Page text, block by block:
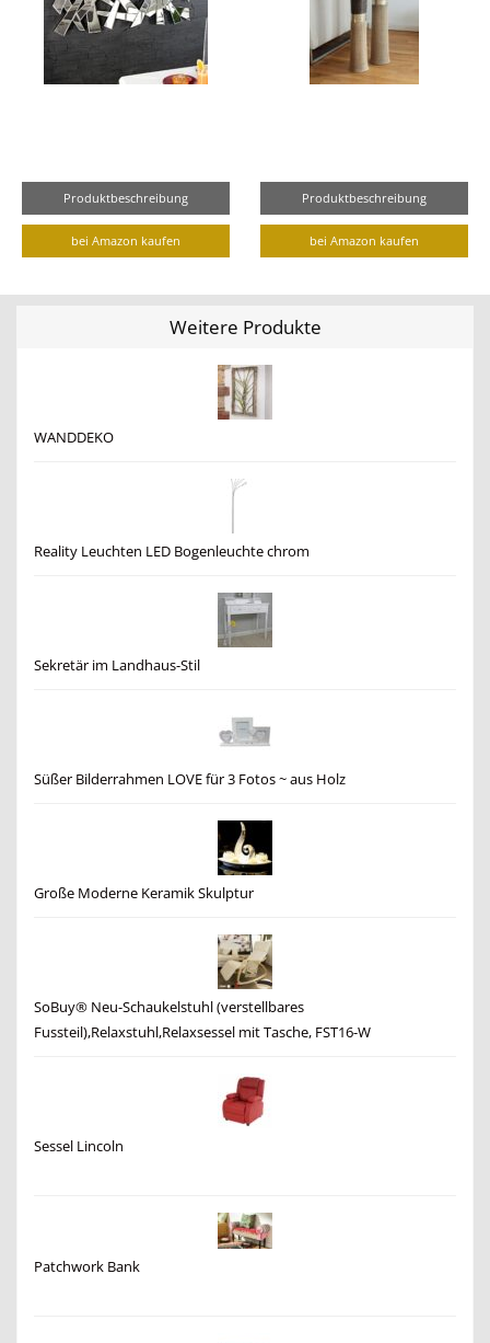
Produktbeschreibung
bei Amazon kaufen
Produktbeschreibung
bei Amazon kaufen
Weitere Produkte
WANDDEKO
Reality Leuchten LED Bogenleuchte chrom
Sekretär im Landhaus-Stil
Süßer Bilderrahmen LOVE für 3 Fotos ~ aus Holz
Große Moderne Keramik Skulptur
SoBuy® Neu-Schaukelstuhl (verstellbares
Fussteil),Relaxstuhl,Relaxsessel mit Tasche, FST16-W
Sessel Lincoln
Patchwork Bank